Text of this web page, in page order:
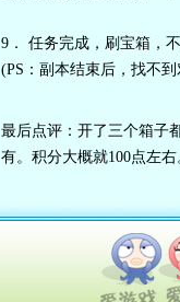
9． 任务完成，刷宝箱，
(PS：副本结束后，找不
最后点评：开了三个箱子
有。积分大概就100点左右